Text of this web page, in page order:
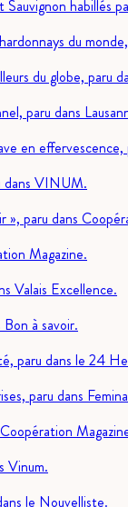
habillés
du
du globe, paru
paru dans
en
dans VINUM.
paru dans
Magazine.
Valais Excellence.
à savoir.
paru dans le 24
paru dans
Vinum.
le Nouvelliste.